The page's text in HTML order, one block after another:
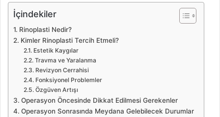
İçindekiler
Rinoplasti Nedir?
Kimler Rinoplasti Tercih Etmeli?
Estetik Kaygılar
Travma ve Yaralanma
Revizyon Cerrahisi
Fonksiyonel Problemler
Özgüven Artışı
Operasyon Öncesinde Dikkat Edilmesi Gerekenler
Operasyon Sonrasında Meydana Gelebilecek Durumlar